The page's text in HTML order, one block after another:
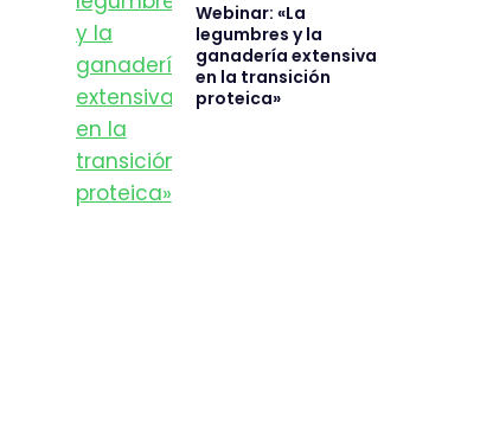
Webinar: «La
legumbres y la
ganadería extensiva
en la transición
proteica»